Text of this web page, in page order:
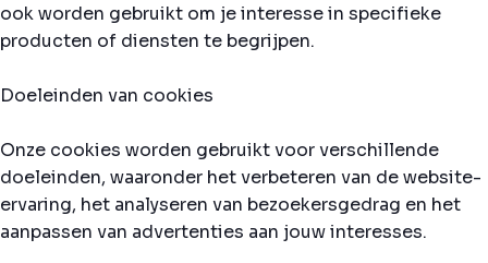
ook worden gebruikt om je interesse in specifieke
producten of diensten te begrijpen.
Doeleinden van cookies
Onze cookies worden gebruikt voor verschillende
doeleinden, waaronder het verbeteren van de website-
ervaring, het analyseren van bezoekersgedrag en het
aanpassen van advertenties aan jouw interesses.